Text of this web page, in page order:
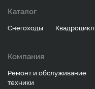
Каталог
Снегоходы
Компания
Ремонт и обслуживание
техники